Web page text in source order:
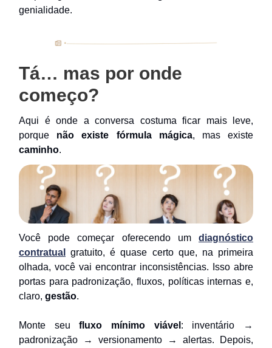
genialidade.
Tá… mas por onde
começo?
Aqui é onde a conversa costuma ficar mais leve,
porque não existe fórmula mágica, mas existe
caminho.
Você pode começar oferecendo um diagnóstico
contratual
gratuito, é quase certo que, na primeira
olhada, você vai encontrar inconsistências. Isso abre
portas para padronização, fluxos, políticas internas e,
claro, gestão.
Monte seufluxo mínimo viável : inventário →
padronização → versionamento → alertas. Depois,